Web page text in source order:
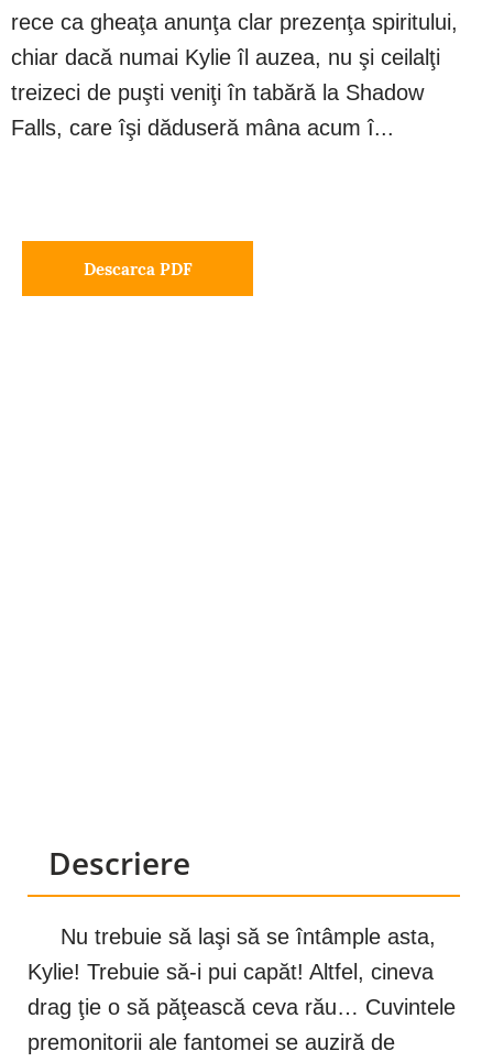
rece ca gheaţa anunţa clar prezenţa spiritului,
chiar dacă numai Kylie îl auzea, nu şi ceilalţi
treizeci de puşti veniţi în tabără la Shadow
Falls, care îşi dăduseră mâna acum î...
Descarca PDF
Descriere
Nu trebuie să laşi să se întâmple asta,
Kylie! Trebuie să-i pui capăt! Altfel, cineva
drag ţie o să păţească ceva rău… Cuvintele
premonitorii ale fantomei se auziră de